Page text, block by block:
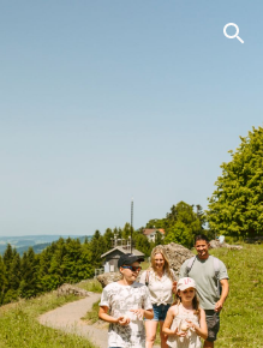
Skip to navigation